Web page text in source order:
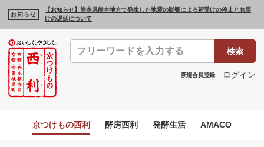
お知らせ
【お知らせ】熊本県熊本地方で発生した地震の影響による荷受けの停止とお届
けの遅延について
検索
新規会員登録 ログイン
京つけもの西利 酵房西利 発酵生活 AMACO